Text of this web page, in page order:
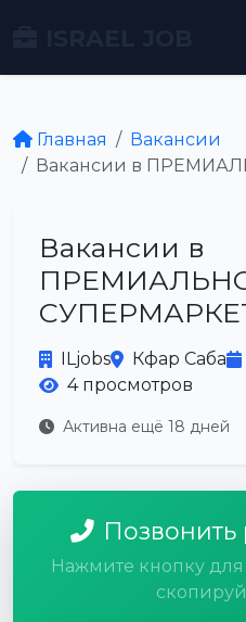
Главная
Вакансии
Вакансии в
Вакансии в
ILjobs Кфар Саба
4 просмотров
Активна ещё 18 дней
Позвонить
Нажмите кнопку